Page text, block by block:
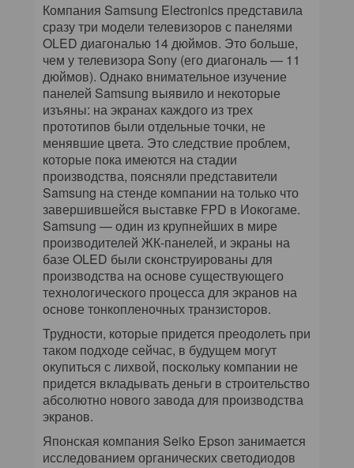
Компания Samsung Electronics представила
сразу три модели телевизоров с панелями
OLED диагональю 14 дюймов. Это больше,
чем у телевизора Sony (его диагональ — 11
дюймов). Однако внимательное изучение
панелей Samsung выявило и некоторые
изъяны: на экранах каждого из трех
прототипов были отдельные точки, не
менявшие цвета. Это следствие проблем,
которые пока имеются на стадии
производства, поясняли представители
Samsung на стенде компании на только что
завершившейся выставке FPD в Иокогаме.
Samsung — один из крупнейших в мире
производителей ЖК-панелей, и экраны на
базе OLED были сконструированы для
производства на основе существующего
технологического процесса для экранов на
основе тонкопленочных транзисторов.
Трудности, которые придется преодолеть при
таком подходе сейчас, в будущем могут
окупиться с лихвой, поскольку компании не
придется вкладывать деньги в строительство
абсолютно нового завода для производства
экранов.
Японская компания Seiko Epson занимается
исследованием органических светодиодов